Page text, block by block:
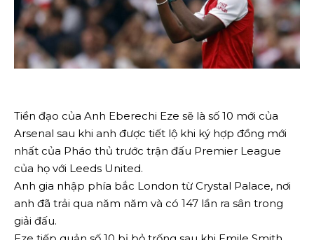
Tiền đạo của Anh Eberechi Eze sẽ là số 10 mới của
Arsenal sau khi anh được tiết lộ khi ký hợp đồng mới
nhất của Pháo thủ trước trận đấu Premier League
của họ với Leeds United.
Anh gia nhập phía bắc London từ Crystal Palace, nơi
anh đã trải qua năm năm và có 147 lần ra sân trong
giải đấu.